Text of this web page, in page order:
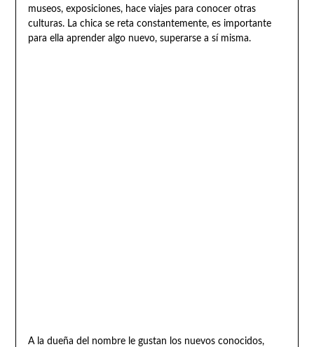
museos, exposiciones, hace viajes para conocer otras
culturas. La chica se reta constantemente, es importante
para ella aprender algo nuevo, superarse a sí misma.
A la dueña del nombre le gustan los nuevos conocidos,